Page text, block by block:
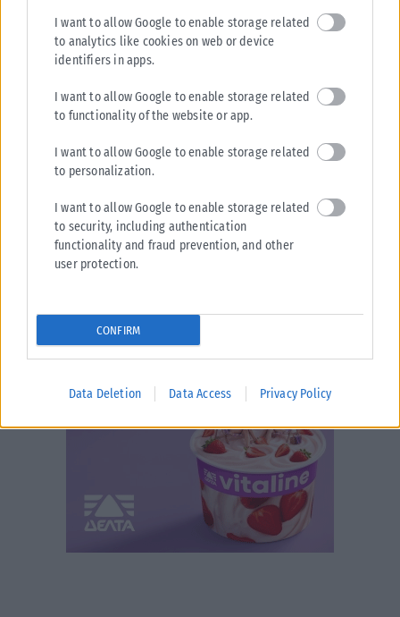
I want to allow Google to enable storage related
to analytics like cookies on web or device
identifiers in apps.
I want to allow Google to enable storage related
to functionality of the website or app.
I want to allow Google to enable storage related
to personalization.
I want to allow Google to enable storage related
to security, including authentication
functionality and fraud prevention, and other
user protection.
CONFIRM
Data Deletion Data Access Privacy Policy